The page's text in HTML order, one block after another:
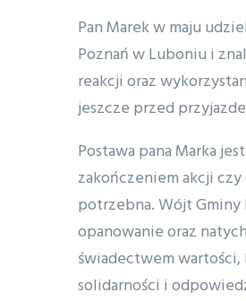
Pan Marek w maju
Poznań w Luboniu i
reakcji oraz
jeszcze przed
Postawa pana Marka
zakończeniem akcji
potrzebna. Wójt Gminy
opanowanie oraz
świadectwem
solidarności i